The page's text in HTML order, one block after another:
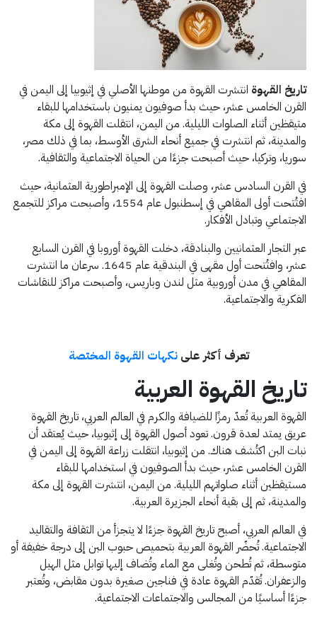
تاريخ القهوة انتشرت القهوة من موطنها الأصلي في إثيوبيا إلى اليمن في
القرن الخامس عشر، حيث بدأ صوفيون يمنيون باستخدامها للبقاء
متيقظين أثناء الصلوات الليلية. من اليمن، انتقلت القهوة إلى مكة
والمدينة، ثم انتشرت في جميع أنحاء الشرق الأوسط، بما في ذلك مصر،
سوريا، وتركيا، حيث أصبحت جزءًا من الحياة الاجتماعية والثقافية.
في القرن السادس عشر، وصلت القهوة إلى الإمبراطورية العثمانية، حيث
افتُتحت أولى المقاهي في إسطنبول عام 1554، وأصبحت مراكز للتجمع
الاجتماعي وتبادل الأفكار.
عبر التجار العثمانيين والبنادقة، دخلت القهوة أوروبا في القرن السابع
عشر، وافتُتحت أول مقهى في البندقية عام 1645. سرعان ما انتشرت
المقاهي في مدن أوروبية مثل لندن وباريس، وأصبحت مراكز للنقاشات
الفكرية والاجتماعية.
تعرف أكثر علىنكهات القهوة المختصة
تاريخ القهوة العربية
القهوة العربية تُعدّ رمزًا للضيافة والكرم في العالم العربي، تاريخ القهوة
عريق يمتد لعدة قرون. تعود أصول القهوة إلى إثيوبيا، حيث يُعتقد أن
نبات البن اكتُشف هناك. من إثيوبيا، انتقلت زراعة القهوة إلى اليمن في
القرن الخامس عشر، حيث بدأ الصوفيون في استخدامها للبقاء
مستيقظين أثناء صلواتهم الليلية. من اليمن، انتشرت القهوة إلى مكة
والمدينة، ثم إلى بقية أنحاء الجزيرة العربية.
في العالم العربي، أصبح تاريخ القهوة جزءًا لا يتجزأ من الثقافة والتقاليد
الاجتماعية. تُحضّر القهوة العربية بتحميص حبوب البن إلى درجة خفيفة أو
متوسطة، ثم تُطحن وتُغلى مع الماء وتُضاف إليها توابل مثل الهيل
والزعفران. تُقدّم القهوة عادة في فناجين صغيرة بدون مقابض، وتُعتبر
جزءًا أساسيًا من المجالس والاجتماعات الاجتماعية.